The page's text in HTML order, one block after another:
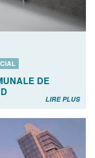
DE
LIRE PLUS